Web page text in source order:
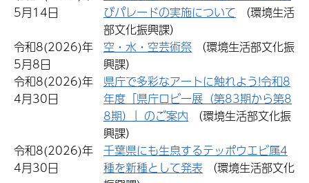
5月14日
びパレードの実施について
部文化振興課）
令和8(2026)年
5月8日
空・水・空芸術祭
興課）
令和8(2026)年
4月30日
県庁で多彩なアートに触れよう!令和8
年度「県庁ロビー展（第83期から第8
8期）」のご案内
興課）
令和8(2026)年
4月30日
千葉県にも生息するテッポウエビ属4
種を新種として発表